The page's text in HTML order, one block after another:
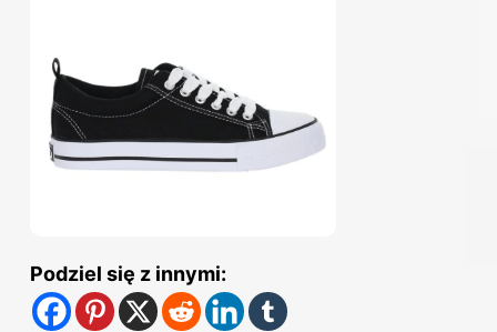
Podziel się z innymi: